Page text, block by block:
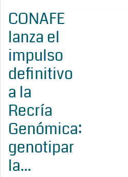
CONAFE
lanza el
impulso
definitivo
a la
Recría
Genómica:
genotipar
la...